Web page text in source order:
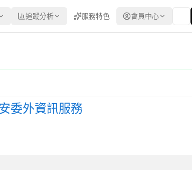
追蹤分析 服務特色 會員中心
：115301630229 | 公開取得報價單或企劃書 公告
考最有利標精神 | 資料來源：台灣政府電子採購
委外資訊服務